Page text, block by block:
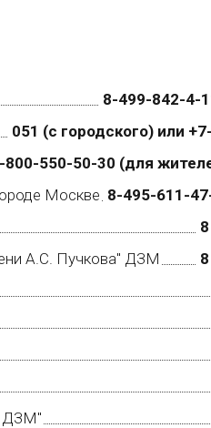
8-499-842-4-
051 (с городского) или
800-550-50-30 (для
Москве 8-495-611-
А.С. Пучкова" ДЗМ
ДЗМ"